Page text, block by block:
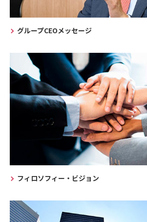
グループCEOメッセージ
フィロソフィー・ビジョン